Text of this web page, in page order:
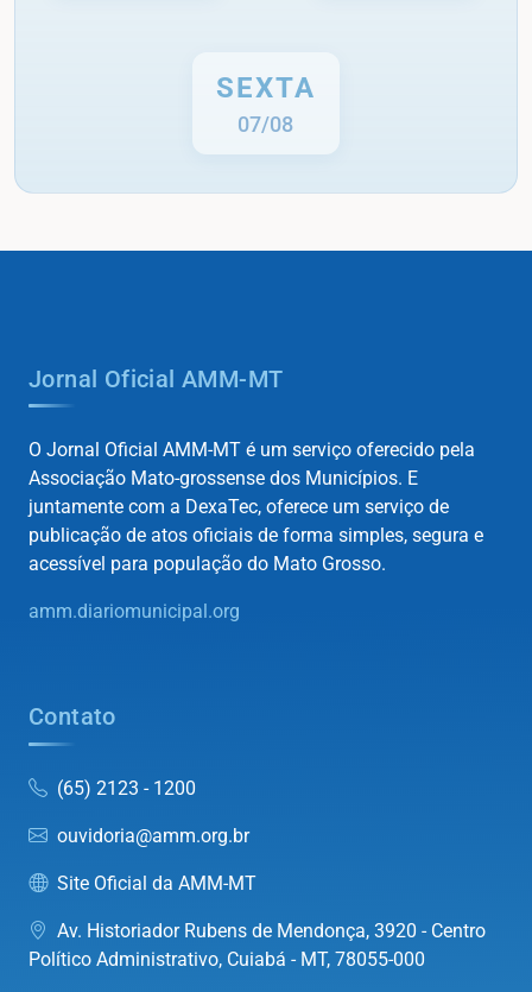
SEXTA
07/08
Jornal Oficial AMM-MT
O Jornal Oficial AMM-MT é um serviço oferecido pela
Associação Mato-grossense dos Municípios. E
juntamente com a DexaTec, oferece um serviço de
publicação de atos oficiais de forma simples, segura e
acessível para população do Mato Grosso.
amm.diariomunicipal.org
Contato
(65) 2123 - 1200
ouvidoria@amm.org.br
Site Oficial da AMM-MT
Av. Historiador Rubens de Mendonça, 3920 - Centro
Político Administrativo, Cuiabá - MT, 78055-000